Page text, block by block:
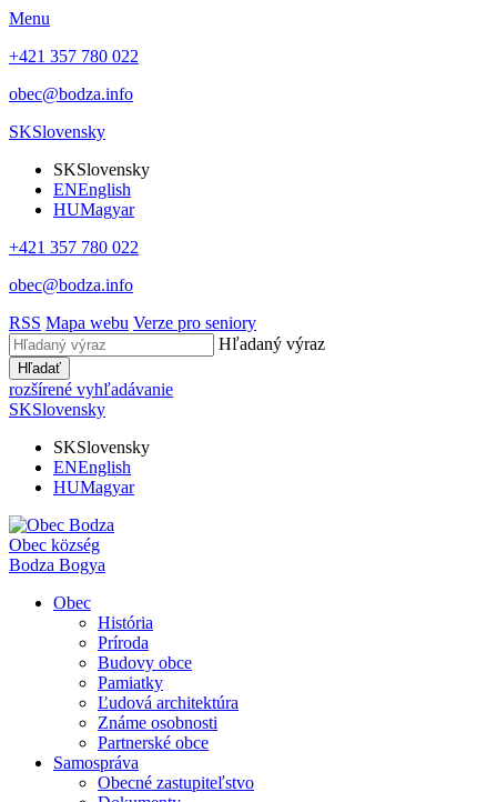
Menu
+421 357 780 022
obec@bodza.info
SKSlovensky
SKSlovensky
ENEnglish
HUMagyar
+421 357 780 022
obec@bodza.info
RSS Mapa webu Verze pro seniory
Hľadaný výraz
Hľadať
rozšírené vyhľadávanie
SKSlovensky
SKSlovensky
ENEnglish
HUMagyar
Obec község
Bodza Bogya
Obec
História
Príroda
Budovy obce
Pamiatky
Ľudová architektúra
Známe osobnosti
Partnerské obce
Samospráva
Obecné zastupiteľstvo